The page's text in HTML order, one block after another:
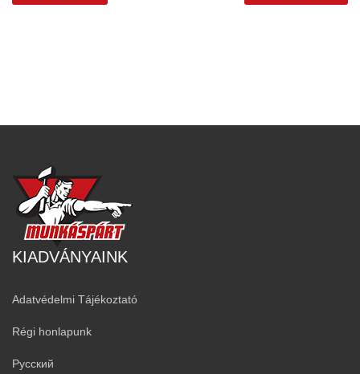
KIADVÁNYAINK
Adatvédelmi Tájékoztató
Régi honlapunk
Русский